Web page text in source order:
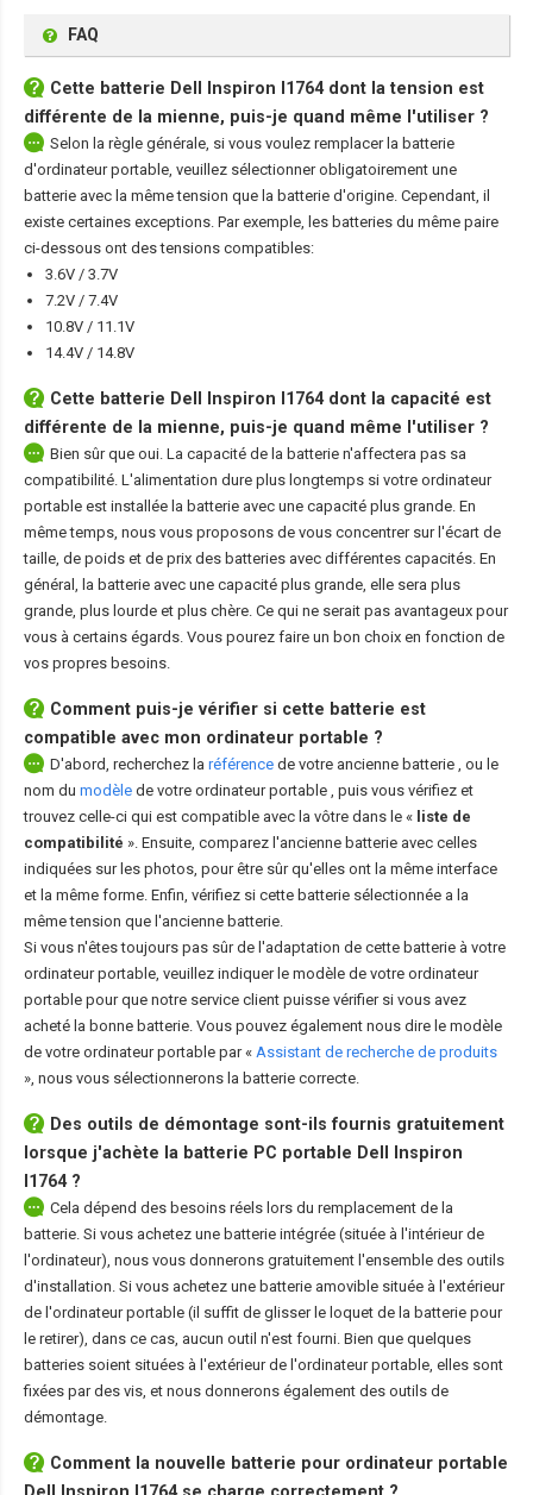
FAQ
Cette batterie Dell Inspiron I1764dont la tension est
différente de la mienne, puis-je quand même l'utiliser ?
Selon la règle générale, si vous voulez remplacer la batterie
d'ordinateur portable, veuillez sélectionner obligatoirement une
batterie avec la même tension que la batterie d'origine. Cependant, il
existe certaines exceptions. Par exemple, les batteries du même paire
ci-dessous ont des tensions compatibles:
3.6V / 3.7V
7.2V / 7.4V
10.8V / 11.1V
14.4V / 14.8V
Cette batterie Dell Inspiron I1764dont la capacité est
différente de la mienne, puis-je quand même l'utiliser ?
Bien sûr que oui. La capacité de la batterie n'affectera pas sa
compatibilité. L'alimentation dure plus longtemps si votre ordinateur
portable est installée la batterie avec une capacité plus grande. En
même temps, nous vous proposons de vous concentrer sur l'écart de
taille, de poids et de prix des batteries avec différentes capacités. En
général, la batterie avec une capacité plus grande, elle sera plus
grande, plus lourde et plus chère. Ce qui ne serait pas avantageux pour
vous à certains égards. Vous pourez faire un bon choix en fonction de
vos propres besoins.
Comment puis-je vérifier si cette batterie est
compatible avec mon ordinateur portable ?
D'abord, recherchez la référence de votre ancienne batterie , ou le
nom du modèle de votre ordinateur portable , puis vous vérifiez et
trouvez celle-ci qui est compatible avec la vôtre dans le « liste de
compatibilité ». Ensuite, comparez l'ancienne batterie avec celles
indiquées sur les photos, pour être sûr qu'elles ont la même interface
et la même forme. Enfin, vérifiez si cette batterie sélectionnée a la
même tension que l'ancienne batterie.
Si vous n'êtes toujours pas sûr de l'adaptation de cette batterie à votre
ordinateur portable, veuillez indiquer le modèle de votre ordinateur
portable pour que notre service client puisse vérifier si vous avez
acheté la bonne batterie. Vous pouvez également nous dire le modèle
de votre ordinateur portable par « Assistant de recherche de produits
», nous vous sélectionnerons la batterie correcte.
Des outils de démontage sont-ils fournis gratuitement
lorsque j'achète la batterie PC portable Dell Inspiron
I1764?
Cela dépend des besoins réels lors du remplacement de la
batterie. Si vous achetez une batterie intégrée (située à l'intérieur de
l'ordinateur), nous vous donnerons gratuitement l'ensemble des outils
d'installation. Si vous achetez une batterie amovible située à l'extérieur
de l'ordinateur portable (il suffit de glisser le loquet de la batterie pour
le retirer), dans ce cas, aucun outil n'est fourni. Bien que quelques
batteries soient situées à l'extérieur de l'ordinateur portable, elles sont
fixées par des vis, et nous donnerons également des outils de
démontage.
Comment la nouvelle batterie pour ordinateur portable
Dell Inspiron I1764se charge correctement ?